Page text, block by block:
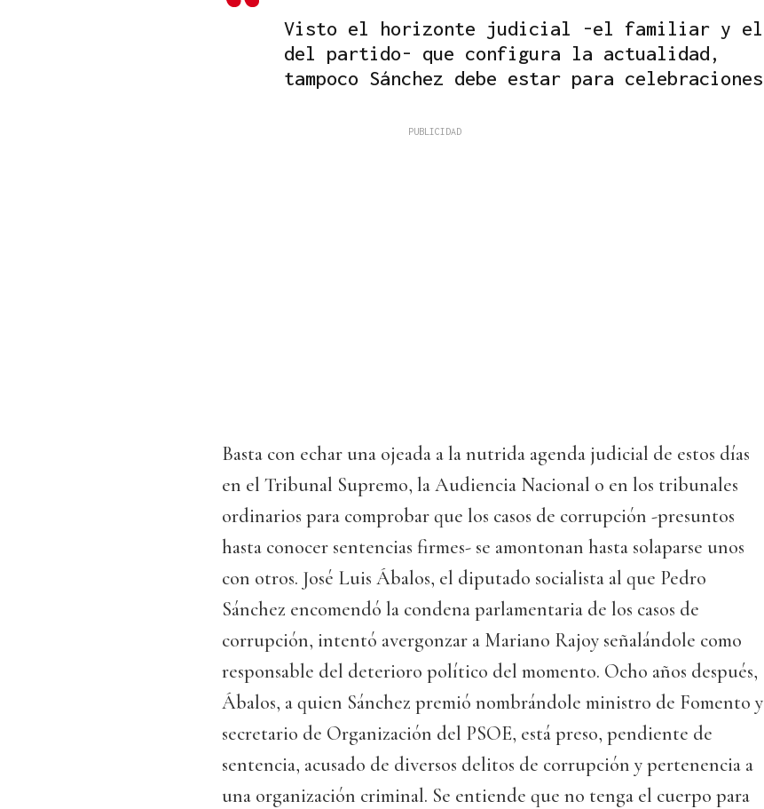
Visto el horizonte judicial -el familiar y el
del partido- que configura la actualidad,
tampoco Sánchez debe estar para celebraciones
Basta con echar una ojeada a la nutrida agenda judicial de estos días
en el Tribunal Supremo, la Audiencia Nacional o en los tribunales
ordinarios para comprobar que los casos de corrupción -presuntos
hasta conocer sentencias firmes- se amontonan hasta solaparse unos
con otros. José Luis Ábalos, el diputado socialista al que Pedro
Sánchez encomendó la condena parlamentaria de los casos de
corrupción, intentó avergonzar a Mariano Rajoy señalándole como
responsable del deterioro político del momento. Ocho años después,
Ábalos, a quien Sánchez premió nombrándole ministro de Fomento y
secretario de Organización del PSOE, está preso, pendiente de
sentencia, acusado de diversos delitos de corrupción y pertenencia a
una organización criminal. Se entiende que no tenga el cuerpo para